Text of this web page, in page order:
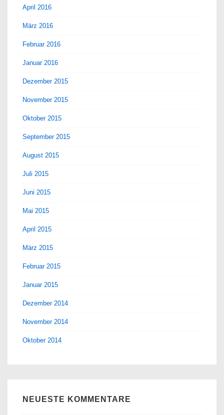
April 2016
März 2016
Februar 2016
Januar 2016
Dezember 2015
November 2015
Oktober 2015
September 2015
August 2015
Juli 2015
Juni 2015
Mai 2015
April 2015
März 2015
Februar 2015
Januar 2015
Dezember 2014
November 2014
Oktober 2014
NEUESTE KOMMENTARE